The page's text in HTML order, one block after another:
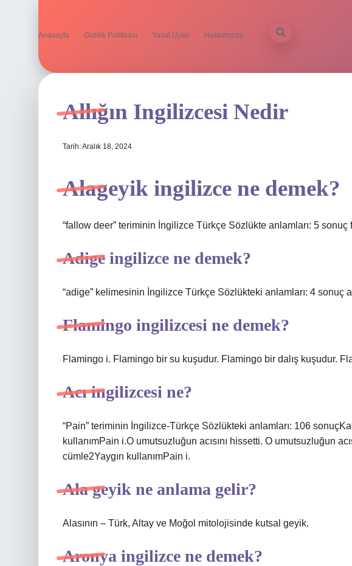
Anasayfa Gizlilik Politikası Yasal Uyarı Hakkımızda
Allığın Ingilizcesi Nedir
Tarih: Aralık 18, 2024
Alageyik ingilizce ne demek?
“fallow deer” teriminin İngilizce Türkçe Sözlükte anlamları: 5
Adige ingilizce ne demek?
“adige” kelimesinin İngilizce Türkçe Sözlükteki anlamları: 4 sonuç
Flamingo ingilizcesi ne demek?
Flamingo i. Flamingo bir su kuşudur. Flamingo bir dalış kuşudur.
Acı ingilizcesi ne?
“Pain” teriminin İngilizce-Türkçe Sözlükteki anlamları: 106
kullanımPain i.O umutsuzluğun acısını hissetti. O umutsuzluğun
cümle2Yaygın kullanımPain i.
Ala geyik ne anlama gelir?
Alasının – Türk, Altay ve Moğol mitolojisinde kutsal geyik.
Aronya ingilizce ne demek?